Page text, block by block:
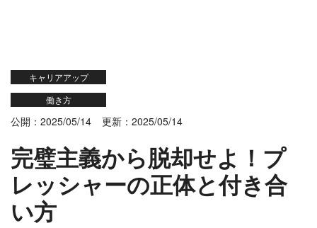
キャリアアップ
働き方
公開：2025/05/14 更新：2025/05/14
完璧主義から脱却せよ！プ
レッシャーの正体と付き合
い方